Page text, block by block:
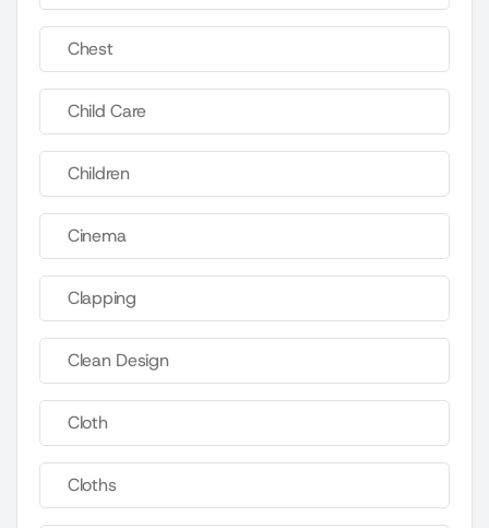
Chest
Child Care
Children
Cinema
Clapping
Clean Design
Cloth
Cloths